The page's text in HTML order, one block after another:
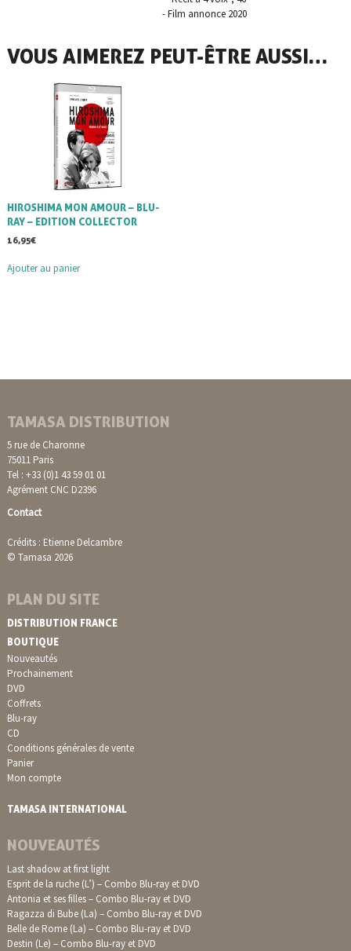
- Film annonce 2020
VOUS AIMEREZ PEUT-ÊTRE AUSSI…
HIROSHIMA MON AMOUR – BLU-
RAY – EDITION COLLECTOR
16,95€
Ajouter au panier
TAMASA DISTRIBUTION
5 rue de Charonne
75011 Paris
Tel : +33 (0)1 43 59 01 01
Agrément CNC D2396
Contact
Crédits : Etienne Delcambre
© Tamasa 2026
PLAN DU SITE
DISTRIBUTION FRANCE
BOUTIQUE
Nouveautés
Prochainement
DVD
Coffrets
Blu-ray
CD
Conditions générales de vente
Panier
Mon compte
TAMASA INTERNATIONAL
NOUVEAUTÉS
Last shadow at first light
Esprit de la ruche (L’) – Combo Blu-ray et DVD
Antonia et ses filles – Combo Blu-ray et DVD
Ragazza di Bube (La) – Combo Blu-ray et DVD
Belle de Rome (La) – Combo Blu-ray et DVD
Destin (Le) – Combo Blu-ray et DVD